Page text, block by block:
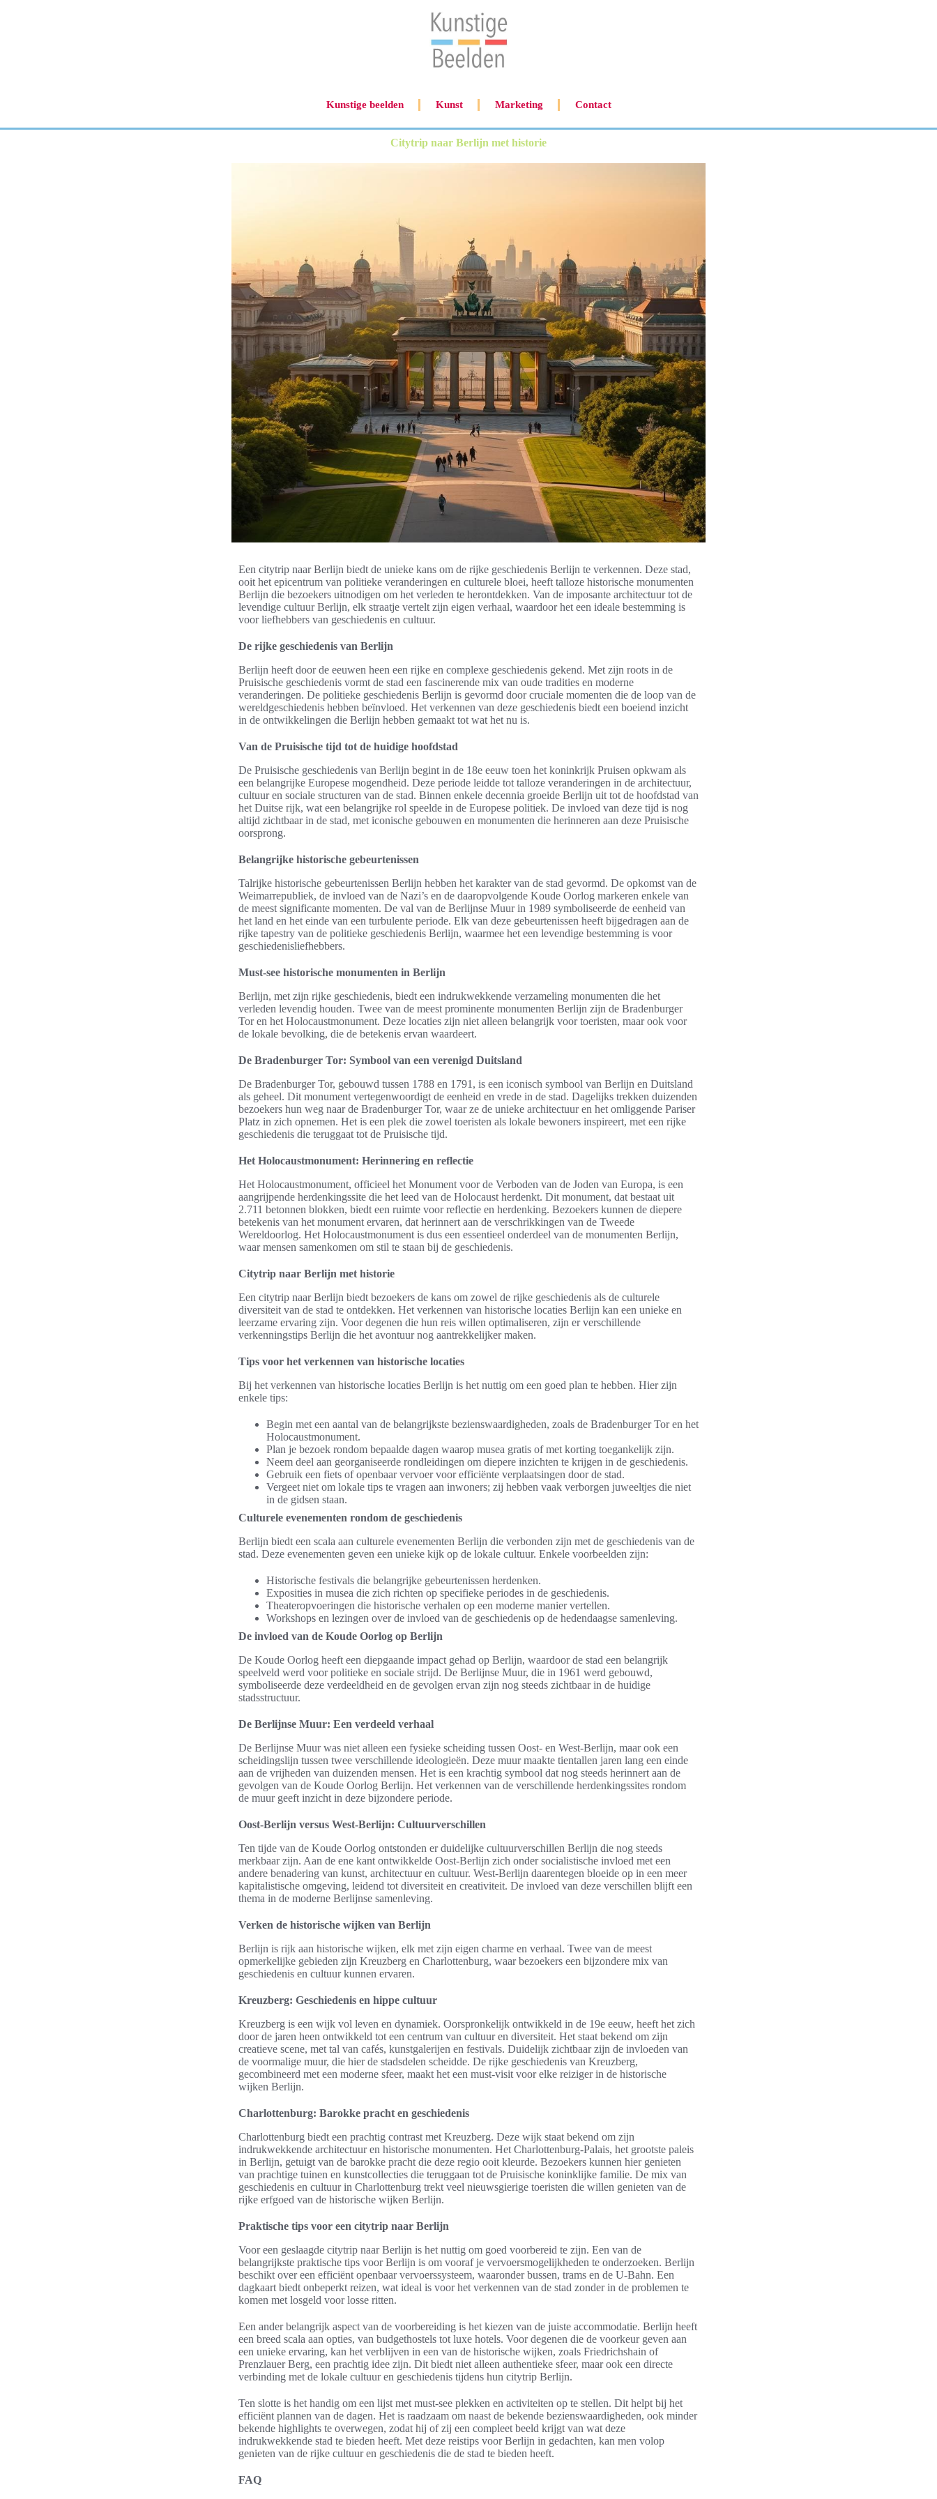
Kunstige beelden Kunst Marketing Contact
Citytrip naar Berlijn met historie
Een citytrip naar Berlijn biedt de unieke kans om de rijke geschiedenis Berlijn te verkennen. Deze stad,
ooit het epicentrum van politieke veranderingen en culturele bloei, heeft talloze historische monumenten
Berlijn die bezoekers uitnodigen om het verleden te herontdekken. Van de imposante architectuur tot de
levendige cultuur Berlijn, elk straatje vertelt zijn eigen verhaal, waardoor het een ideale bestemming is
voor liefhebbers van geschiedenis en cultuur.
De rijke geschiedenis van Berlijn
Berlijn heeft door de eeuwen heen een rijke en complexe geschiedenis gekend. Met zijn roots in de
Pruisische geschiedenis vormt de stad een fascinerende mix van oude tradities en moderne
veranderingen. De politieke geschiedenis Berlijn is gevormd door cruciale momenten die de loop van de
wereldgeschiedenis hebben beïnvloed. Het verkennen van deze geschiedenis biedt een boeiend inzicht
in de ontwikkelingen die Berlijn hebben gemaakt tot wat het nu is.
Van de Pruisische tijd tot de huidige hoofdstad
De Pruisische geschiedenis van Berlijn begint in de 18e eeuw toen het koninkrijk Pruisen opkwam als
een belangrijke Europese mogendheid. Deze periode leidde tot talloze veranderingen in de architectuur,
cultuur en sociale structuren van de stad. Binnen enkele decennia groeide Berlijn uit tot de hoofdstad van
het Duitse rijk, wat een belangrijke rol speelde in de Europese politiek. De invloed van deze tijd is nog
altijd zichtbaar in de stad, met iconische gebouwen en monumenten die herinneren aan deze Pruisische
oorsprong.
Belangrijke historische gebeurtenissen
Talrijke historische gebeurtenissen Berlijn hebben het karakter van de stad gevormd. De opkomst van de
Weimarrepubliek, de invloed van de Nazi’s en de daaropvolgende Koude Oorlog markeren enkele van
de meest significante momenten. De val van de Berlijnse Muur in 1989 symboliseerde de eenheid van
het land en het einde van een turbulente periode. Elk van deze gebeurtenissen heeft bijgedragen aan de
rijke tapestry van de politieke geschiedenis Berlijn, waarmee het een levendige bestemming is voor
geschiedenisliefhebbers.
Must-see historische monumenten in Berlijn
Berlijn, met zijn rijke geschiedenis, biedt een indrukwekkende verzameling monumenten die het
verleden levendig houden. Twee van de meest prominente monumenten Berlijn zijn de Bradenburger
Tor en het Holocaustmonument. Deze locaties zijn niet alleen belangrijk voor toeristen, maar ook voor
de lokale bevolking, die de betekenis ervan waardeert.
De Bradenburger Tor: Symbool van een verenigd Duitsland
De Bradenburger Tor, gebouwd tussen 1788 en 1791, is een iconisch symbool van Berlijn en Duitsland
als geheel. Dit monument vertegenwoordigt de eenheid en vrede in de stad. Dagelijks trekken duizenden
bezoekers hun weg naar de Bradenburger Tor, waar ze de unieke architectuur en het omliggende Pariser
Platz in zich opnemen. Het is een plek die zowel toeristen als lokale bewoners inspireert, met een rijke
geschiedenis die teruggaat tot de Pruisische tijd.
Het Holocaustmonument: Herinnering en reflectie
Het Holocaustmonument, officieel het Monument voor de Verboden van de Joden van Europa, is een
aangrijpende herdenkingssite die het leed van de Holocaust herdenkt. Dit monument, dat bestaat uit
2.711 betonnen blokken, biedt een ruimte voor reflectie en herdenking. Bezoekers kunnen de diepere
betekenis van het monument ervaren, dat herinnert aan de verschrikkingen van de Tweede
Wereldoorlog. Het Holocaustmonument is dus een essentieel onderdeel van de monumenten Berlijn,
waar mensen samenkomen om stil te staan bij de geschiedenis.
Citytrip naar Berlijn met historie
Een citytrip naar Berlijn biedt bezoekers de kans om zowel de rijke geschiedenis als de culturele
diversiteit van de stad te ontdekken. Het verkennen van historische locaties Berlijn kan een unieke en
leerzame ervaring zijn. Voor degenen die hun reis willen optimaliseren, zijn er verschillende
verkenningstips Berlijn die het avontuur nog aantrekkelijker maken.
Tips voor het verkennen van historische locaties
Bij het verkennen van historische locaties Berlijn is het nuttig om een goed plan te hebben. Hier zijn
enkele tips:
Begin met een aantal van de belangrijkste bezienswaardigheden, zoals de Bradenburger Tor en het
Holocaustmonument.
Plan je bezoek rondom bepaalde dagen waarop musea gratis of met korting toegankelijk zijn.
Neem deel aan georganiseerde rondleidingen om diepere inzichten te krijgen in de geschiedenis.
Gebruik een fiets of openbaar vervoer voor efficiënte verplaatsingen door de stad.
Vergeet niet om lokale tips te vragen aan inwoners; zij hebben vaak verborgen juweeltjes die niet
in de gidsen staan.
Culturele evenementen rondom de geschiedenis
Berlijn biedt een scala aan culturele evenementen Berlijn die verbonden zijn met de geschiedenis van de
stad. Deze evenementen geven een unieke kijk op de lokale cultuur. Enkele voorbeelden zijn:
Historische festivals die belangrijke gebeurtenissen herdenken.
Exposities in musea die zich richten op specifieke periodes in de geschiedenis.
Theateropvoeringen die historische verhalen op een moderne manier vertellen.
Workshops en lezingen over de invloed van de geschiedenis op de hedendaagse samenleving.
De invloed van de Koude Oorlog op Berlijn
De Koude Oorlog heeft een diepgaande impact gehad op Berlijn, waardoor de stad een belangrijk
speelveld werd voor politieke en sociale strijd. De Berlijnse Muur, die in 1961 werd gebouwd,
symboliseerde deze verdeeldheid en de gevolgen ervan zijn nog steeds zichtbaar in de huidige
stadsstructuur.
De Berlijnse Muur: Een verdeeld verhaal
De Berlijnse Muur was niet alleen een fysieke scheiding tussen Oost- en West-Berlijn, maar ook een
scheidingslijn tussen twee verschillende ideologieën. Deze muur maakte tientallen jaren lang een einde
aan de vrijheden van duizenden mensen. Het is een krachtig symbool dat nog steeds herinnert aan de
gevolgen van de Koude Oorlog Berlijn. Het verkennen van de verschillende herdenkingssites rondom
de muur geeft inzicht in deze bijzondere periode.
Oost-Berlijn versus West-Berlijn: Cultuurverschillen
Ten tijde van de Koude Oorlog ontstonden er duidelijke cultuurverschillen Berlijn die nog steeds
merkbaar zijn. Aan de ene kant ontwikkelde Oost-Berlijn zich onder socialistische invloed met een
andere benadering van kunst, architectuur en cultuur. West-Berlijn daarentegen bloeide op in een meer
kapitalistische omgeving, leidend tot diversiteit en creativiteit. De invloed van deze verschillen blijft een
thema in de moderne Berlijnse samenleving.
Verken de historische wijken van Berlijn
Berlijn is rijk aan historische wijken, elk met zijn eigen charme en verhaal. Twee van de meest
opmerkelijke gebieden zijn Kreuzberg en Charlottenburg, waar bezoekers een bijzondere mix van
geschiedenis en cultuur kunnen ervaren.
Kreuzberg: Geschiedenis en hippe cultuur
Kreuzberg is een wijk vol leven en dynamiek. Oorspronkelijk ontwikkeld in de 19e eeuw, heeft het zich
door de jaren heen ontwikkeld tot een centrum van cultuur en diversiteit. Het staat bekend om zijn
creatieve scene, met tal van cafés, kunstgalerijen en festivals. Duidelijk zichtbaar zijn de invloeden van
de voormalige muur, die hier de stadsdelen scheidde. De rijke geschiedenis van Kreuzberg,
gecombineerd met een moderne sfeer, maakt het een must-visit voor elke reiziger in de historische
wijken Berlijn.
Charlottenburg: Barokke pracht en geschiedenis
Charlottenburg biedt een prachtig contrast met Kreuzberg. Deze wijk staat bekend om zijn
indrukwekkende architectuur en historische monumenten. Het Charlottenburg-Palais, het grootste paleis
in Berlijn, getuigt van de barokke pracht die deze regio ooit kleurde. Bezoekers kunnen hier genieten
van prachtige tuinen en kunstcollecties die teruggaan tot de Pruisische koninklijke familie. De mix van
geschiedenis en cultuur in Charlottenburg trekt veel nieuwsgierige toeristen die willen genieten van de
rijke erfgoed van de historische wijken Berlijn.
Praktische tips voor een citytrip naar Berlijn
Voor een geslaagde citytrip naar Berlijn is het nuttig om goed voorbereid te zijn. Een van de
belangrijkste praktische tips voor Berlijn is om vooraf je vervoersmogelijkheden te onderzoeken. Berlijn
beschikt over een efficiënt openbaar vervoerssysteem, waaronder bussen, trams en de U-Bahn. Een
dagkaart biedt onbeperkt reizen, wat ideal is voor het verkennen van de stad zonder in de problemen te
komen met losgeld voor losse ritten.
Een ander belangrijk aspect van de voorbereiding is het kiezen van de juiste accommodatie. Berlijn heeft
een breed scala aan opties, van budgethostels tot luxe hotels. Voor degenen die de voorkeur geven aan
een unieke ervaring, kan het verblijven in een van de historische wijken, zoals Friedrichshain of
Prenzlauer Berg, een prachtig idee zijn. Dit biedt niet alleen authentieke sfeer, maar ook een directe
verbinding met de lokale cultuur en geschiedenis tijdens hun citytrip Berlijn.
Ten slotte is het handig om een lijst met must-see plekken en activiteiten op te stellen. Dit helpt bij het
efficiënt plannen van de dagen. Het is raadzaam om naast de bekende bezienswaardigheden, ook minder
bekende highlights te overwegen, zodat hij of zij een compleet beeld krijgt van wat deze
indrukwekkende stad te bieden heeft. Met deze reistips voor Berlijn in gedachten, kan men volop
genieten van de rijke cultuur en geschiedenis die de stad te bieden heeft.
FAQ